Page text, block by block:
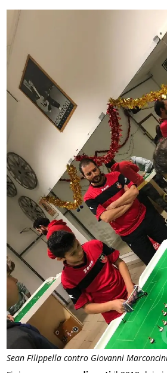
Sean Filippella contro Giovanni